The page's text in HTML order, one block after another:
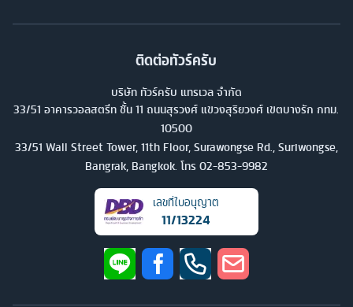
ติดต่อทัวร์ครับ
บริษัท ทัวร์ครับ แทรเวล จำกัด
33/51 อาคารวอลสตรีท ชั้น 11 ถนนสุรวงศ์ แขวงสุริยวงศ์ เขตบางรัก กทม.
10500
33/51 Wall Street Tower, 11th Floor, Surawongse Rd., Suriwongse,
Bangrak, Bangkok. โทร 02-853-9982
เลขที่ใบอนุญาต
11/13224